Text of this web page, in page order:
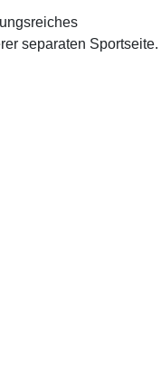
separaten Sportseite.